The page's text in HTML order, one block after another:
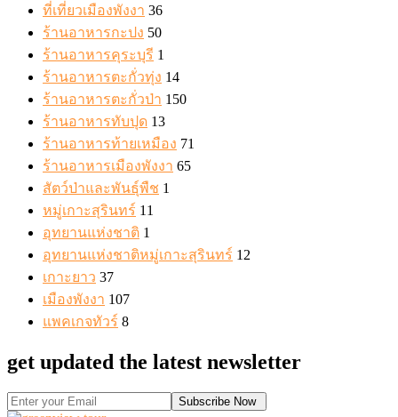
ที่เที่ยวเมืองพังงา 36
ร้านอาหารกะปง 50
ร้านอาหารคุระบุรี 1
ร้านอาหารตะกั่วทุ่ง 14
ร้านอาหารตะกั่วป่า 150
ร้านอาหารทับปุด 13
ร้านอาหารท้ายเหมือง 71
ร้านอาหารเมืองพังงา 65
สัตว์ป่าและพันธุ์พืช 1
หมู่เกาะสุรินทร์ 11
อุทยานแห่งชาติ 1
อุทยานแห่งชาติหมู่เกาะสุรินทร์ 12
เกาะยาว 37
เมืองพังงา 107
แพคเกจทัวร์ 8
get updated the latest newsletter
Subscribe Now